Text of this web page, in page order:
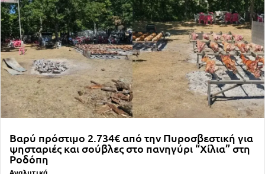
Βαρύ πρόστιμο 2.734€ από την Πυροσβεστική για
ψησταριές και σούβλες στο πανηγύρι “Χίλια” στη
Ροδόπη